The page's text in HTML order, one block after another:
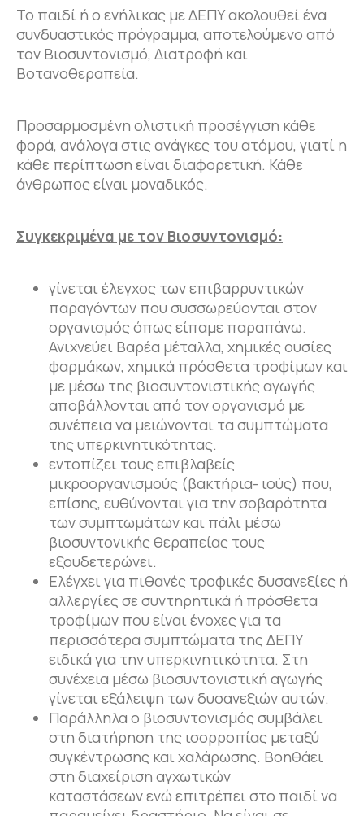
Το παιδί ή ο ενήλικας με ΔΕΠΥ ακολουθεί ένα
συνδυαστικός πρόγραμμα, αποτελούμενο από
τον Βιοσυντονισμό, Διατροφή και
Βοτανοθεραπεία.
Προσαρμοσμένη ολιστική προσέγγιση κάθε
φορά, ανάλογα στις ανάγκες του ατόμου, γιατί η
κάθε περίπτωση είναι διαφορετική. Κάθε
άνθρωπος είναι μοναδικός.
Συγκεκριμένα με τον Βιοσυντονισμό:
γίνεται έλεγχος των επιβαρρυντικών
παραγόντων που συσσωρεύονται στον
οργανισμός όπως είπαμε παραπάνω.
Ανιχνεύει Βαρέα μέταλλα, χημικές ουσίες
φαρμάκων, χημικά πρόσθετα τροφίμων και
με μέσω της βιοσυντονιστικής αγωγής
αποβάλλονται από τον οργανισμό με
συνέπεια να μειώνονται τα συμπτώματα
της υπερκινητικότητας.
εντοπίζει τους επιβλαβείς
μικροοργανισμούς (βακτήρια- ιούς) που,
επίσης, ευθύνονται για την σοβαρότητα
των συμπτωμάτων και πάλι μέσω
βιοσυντονικής θεραπείας τους
εξουδετερώνει.
Ελέγχει για πιθανές τροφικές δυσανεξίες ή
αλλεργίες σε συντηρητικά ή πρόσθετα
τροφίμων που είναι ένοχες για τα
περισσότερα συμπτώματα της ΔΕΠΥ
ειδικά για την υπερκινητικότητα. Στη
συνέχεια μέσω βιοσυντονιστική αγωγής
γίνεται εξάλειψη των δυσανεξιών αυτών.
Παράλληλα ο βιοσυντονισμός συμβάλει
στη διατήρηση της ισορροπίας μεταξύ
συγκέντρωσης και χαλάρωσης. Βοηθάει
στη διαχείριση αγχωτικών
καταστάσεων ενώ επιτρέπει στο παιδί να